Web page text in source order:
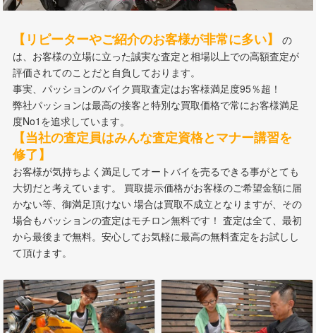
【リピーターやご紹介のお客様が非常に多い】
は、お客様の立場に立った誠実な査定と相場以上での高額査定が
評価されてのことだと自負しております。
事実、パッションのバイク買取査定はお客様満足度95％超！
弊社パッションは最高の接客と特別な買取価格で常にお客様満足
度No1を追求しています。
【当社の査定員はみんな査定資格とマナー講習を
修了】
お客様が気持ちよく満足してオートバイを売るできる事がとても
大切だと考えています。 買取提示価格がお客様のご希望金額に届
かない等、御満足頂けない 場合は買取不成立となりますが、その
場合もパッションの査定はモチロン無料です！ 査定は全て、最初
から最後まで無料。安心してお気軽に最高の無料査定をお試しし
て頂けます。